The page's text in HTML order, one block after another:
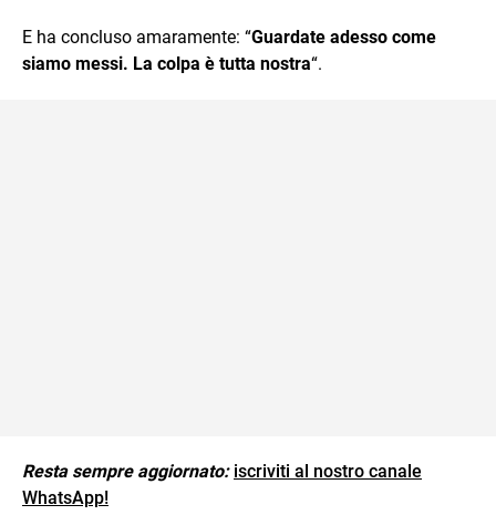
E ha concluso amaramente: “Guardate adesso come
siamo messi. La colpa è tutta nostra“.
Resta sempre aggiornato: iscriviti al nostro canale
WhatsApp!